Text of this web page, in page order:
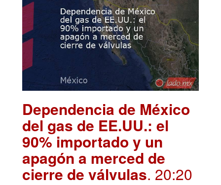
Dependencia de México
del gas de EE.UU.: el
90% importado y un
apagón a merced de
cierre de válvulas. 20:20